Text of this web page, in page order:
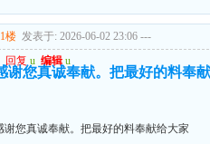
楼 发表于: 2026-06-02 23:06 ---
回复 u 编辑 u
谢您真诚奉献。把最好的料奉
谢您真诚奉献。把最好的料奉献给大家